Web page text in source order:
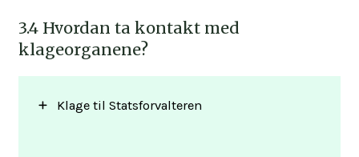
3.4 Hvordan ta kontakt med
klageorganene?
Klage til Statsforvalteren